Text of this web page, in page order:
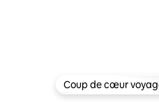
Coup de cœur
Coup de cœur